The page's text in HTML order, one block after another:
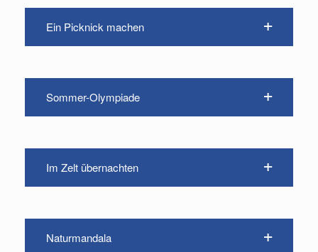
Ein Picknick machen
Sommer-Olympiade
Im Zelt übernachten
Naturmandala